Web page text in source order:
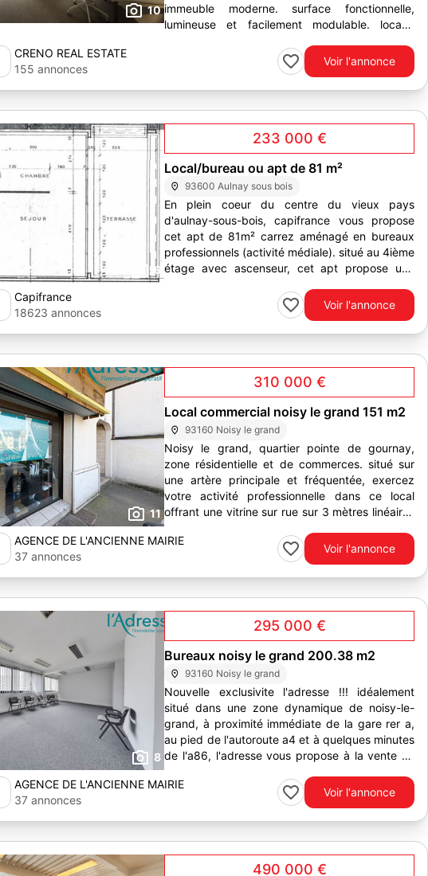
10 immeuble moderne. surface fonctionnelle,
lumineuse et facilement modulable. locaux
CRENO REAL ESTATE
155 annonces
Voir l'annonce
6
233 000 €
Local/bureau ou apt de 81 m²
93600 Aulnay sous bois
En plein coeur du centre du vieux pays
d'aulnay-sous-bois, capifrance vous propose
cet apt de 81m² carrez aménagé en bureaux
professionnels (activité médiale). situé au 4ième
étage avec ascenseur, cet apt propose une
Capifrance
18623 annonces
Voir l'annonce
11
310 000 €
Local commercial noisy le grand 151 m2
93160 Noisy le grand
Noisy le grand, quartier pointe de gournay,
zone résidentielle et de commerces. situé sur
une artère principale et fréquentée, exercez
votre activité professionnelle dans ce local
offrant une vitrine sur rue sur 3 mètres linéaires
AGENCE DE L'ANCIENNE MAIRIE
37 annonces
Voir l'annonce
8
295 000 €
Bureaux noisy le grand 200.38 m2
93160 Noisy le grand
Nouvelle exclusivite l'adresse !!! idéalement
situé dans une zone dynamique de noisy-le-
grand, à proximité immédiate de la gare rer a,
au pied de l'autoroute a4 et à quelques minutes
de l'a86, l'adresse vous propose à la vente un
AGENCE DE L'ANCIENNE MAIRIE
37 annonces
Voir l'annonce
490 000 €